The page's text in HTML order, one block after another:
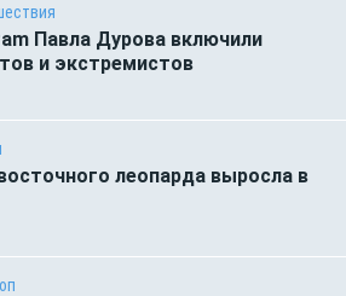
Павла Дурова включили
и экстремистов
леопарда выросла в